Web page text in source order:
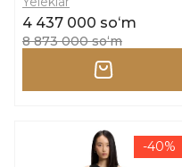
4 437 000 soʻm
8 873 000 soʻm
-40%